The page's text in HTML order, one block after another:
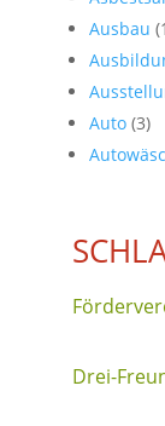
Ausbau
Auto (3)
Drei-